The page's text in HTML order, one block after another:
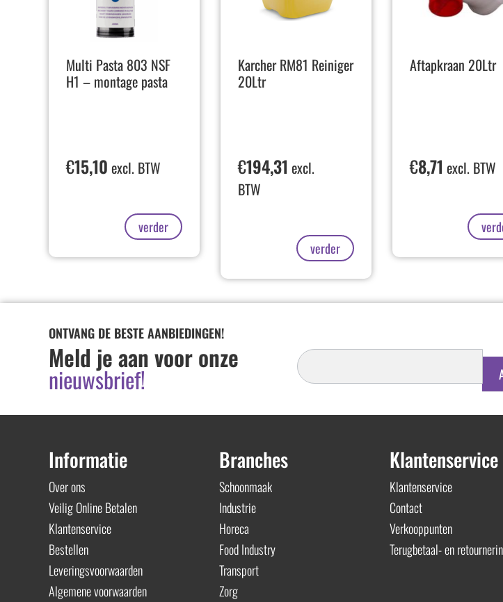
Multi Pasta 803 NSF
H1 – montage pasta
€15,10 excl. BTW
verder
Karcher RM81 Reiniger
20Ltr
€194,31 excl.
BTW
verder
Aftapkraan 20Ltr
€8,71 excl. BTW
ONTVANG DE BESTE AANBIEDINGEN!
Meld je aan voor onze
nieuwsbrief!
Inschrijven
Nieuwsbrief
Informatie
Over ons
Veilig Online Betalen
Klantenservice
Bestellen
Leveringsvoorwaarden
Algemene voorwaarden
Branches
Schoonmaak
Industrie
Horeca
Food Industry
Transport
Zorg
Klantenservice
Klantenservice
Contact
Verkooppunten
Terugbetaal- en